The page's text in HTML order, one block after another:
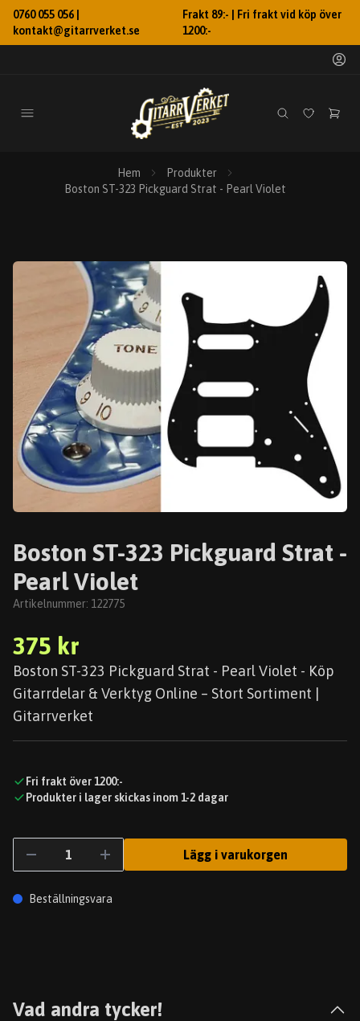
0760 055 056 |
kontakt@gitarrverket.se
Frakt 89:- | Fri frakt vid köp över
1200:-
Hem
Produkter
Boston ST-323 Pickguard Strat - Pearl Violet
Boston ST-323 Pickguard Strat -
Pearl Violet
Artikelnummer: 122775
375 kr
Boston ST-323 Pickguard Strat - Pearl Violet - Köp
Gitarrdelar & Verktyg Online – Stort Sortiment |
Gitarrverket
Fri frakt över 1200:-
Produkter i lager skickas inom 1-2 dagar
Lägg i varukorgen
Beställningsvara
Vad andra tycker!